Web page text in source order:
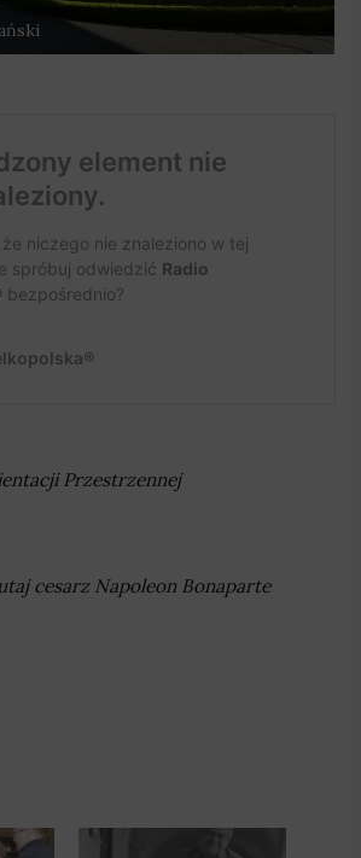
Przestrzennej
cesarz Napoleon Bonaparte